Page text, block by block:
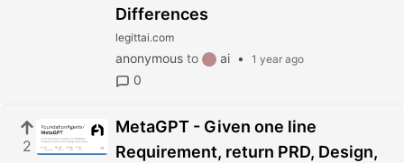
Differences
legittai.com
anonymous to ai • 1 year ago
0
2
MetaGPT - Given one line
Requirement, return PRD, Design,